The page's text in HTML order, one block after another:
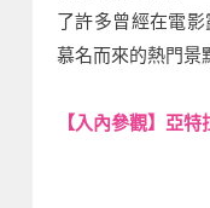
了許多曾經在電
慕名而來的熱門景
【入內參觀】亞